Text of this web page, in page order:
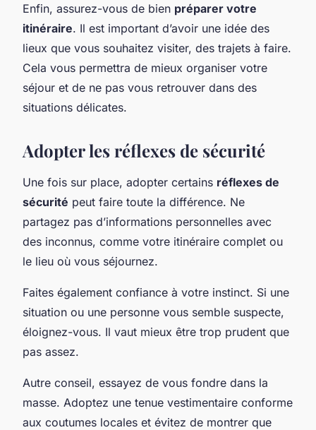
Enfin, assurez-vous de bien préparer votre
itinéraire. Il est important d’avoir une idée des
lieux que vous souhaitez visiter, des trajets à faire.
Cela vous permettra de mieux organiser votre
séjour et de ne pas vous retrouver dans des
situations délicates.
Adopter les réflexes de sécurité
Une fois sur place, adopter certains réflexes de
sécurité peut faire toute la différence. Ne
partagez pas d’informations personnelles avec
des inconnus, comme votre itinéraire complet ou
le lieu où vous séjournez.
Faites également confiance à votre instinct. Si une
situation ou une personne vous semble suspecte,
éloignez-vous. Il vaut mieux être trop prudent que
pas assez.
Autre conseil, essayez de vous fondre dans la
masse. Adoptez une tenue vestimentaire conforme
aux coutumes locales et évitez de montrer que